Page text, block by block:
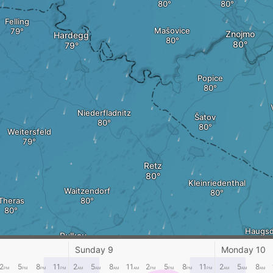
Mašovice
Hardegg
Popice
Znojmo
Pulkau
Retz
Niederfladnitz
Waitzendorf
Šatov
Kleinriedenthal
Felling
Weitersfeld
Sunday 9 Monday 10
2PM 5PM 8PM 11 PM 2AM 5AM 8AM 11 AM 2PM 5PM 8PM 11 PM 2AM 5AM 8AM